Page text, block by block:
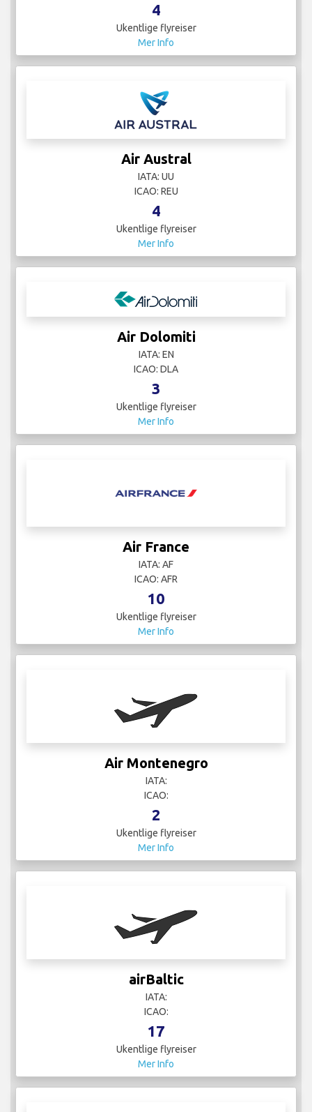
4
Ukentlige flyreiser
Mer Info
Air Austral
IATA: UU
ICAO: REU
4
Ukentlige flyreiser
Mer Info
Air Dolomiti
IATA: EN
ICAO: DLA
3
Ukentlige flyreiser
Mer Info
Air France
IATA: AF
ICAO: AFR
10
Ukentlige flyreiser
Mer Info
Air Montenegro
IATA:
ICAO:
2
Ukentlige flyreiser
Mer Info
airBaltic
IATA:
ICAO:
17
Ukentlige flyreiser
Mer Info